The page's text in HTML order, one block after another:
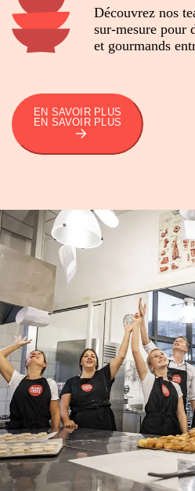
Découvrez nos
sur-mesure pour
et gourmands
EN SAVOIR PLUS
EN SAVOIR PLUS